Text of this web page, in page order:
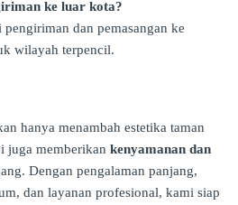
ke luar kota?
dan pemasangan ke
wilayah terpencil.
hanya menambah estetika taman
juga memberikan kenyamanan dan
Dengan pengalaman panjang,
dan layanan profesional, kami siap